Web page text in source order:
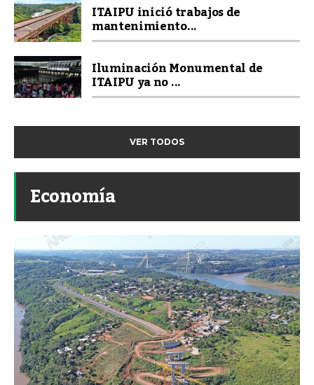
ITAIPU inició trabajos de
mantenimiento...
Iluminación Monumental de
ITAIPU ya no ...
VER TODOS
Economía